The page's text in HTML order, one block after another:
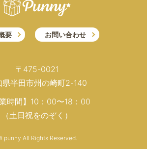
要 お問い合わせ
〒475-0021
県半田市州の崎町2-140
業時間】10：00〜18：00
（土日祝をのぞく）
punny All Rights Reserved.